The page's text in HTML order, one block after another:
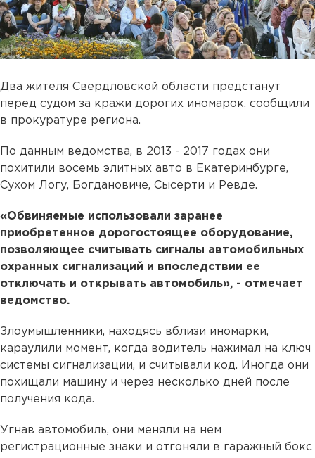
Два жителя Свердловской области предстанут
перед судом за кражи дорогих иномарок, сообщили
в прокуратуре региона.
По данным ведомства, в 2013 - 2017 годах они
похитили восемь элитных авто в Екатеринбурге,
Сухом Логу, Богдановиче, Сысерти и Ревде.
«Обвиняемые использовали заранее
приобретенное дорогостоящее оборудование,
позволяющее считывать сигналы автомобильных
охранных сигнализаций и впоследствии ее
отключать и открывать автомобиль», - отмечает
ведомство.
Злоумышленники, находясь вблизи иномарки,
караулили момент, когда водитель нажимал на ключ
системы сигнализации, и считывали код. Иногда они
похищали машину и через несколько дней после
получения кода.
Угнав автомобиль, они меняли на нем
регистрационные знаки и отгоняли в гаражный бокс